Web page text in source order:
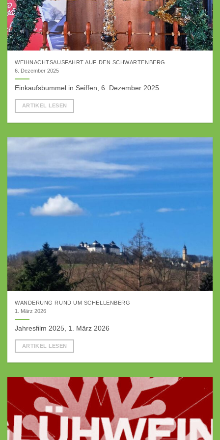
WEIHNACHTSAUSFAHRT AUF DEN SCHWARTENBERG
6. Dezember 2025
Einkaufsbummel in Seiffen, 6. Dezember 2025
ARTIKEL LESEN
WANDERUNG RUND UM SCHELLENBERG
1. März 2026
Jahresfilm 2025, 1. März 2026
ARTIKEL LESEN